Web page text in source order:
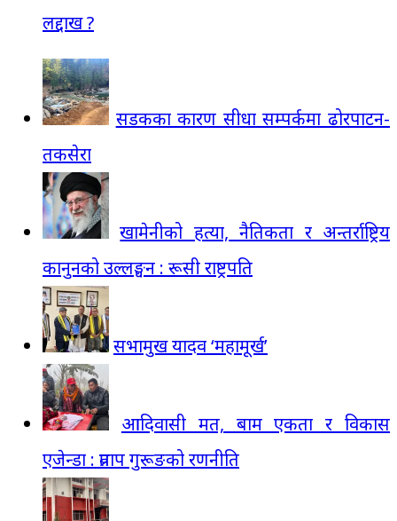
लद्दाख ?
सडकका कारण सीधा सम्पर्कमा ढोरपाटन-
तकसेरा
खामेनीको हत्या, नैतिकता र अन्तर्राष्ट्रिय
कानुनको उल्लङ्घन : रूसी राष्ट्रपति
सभामुख यादव ‘महामूर्ख’
आदिवासी मत, बाम एकता र विकास
एजेन्डा : प्रताप गुरूङको रणनीति